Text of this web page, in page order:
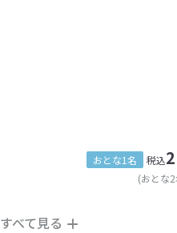
おとな1名 税込
(おとな
べて見る